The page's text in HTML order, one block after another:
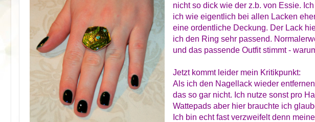
nicht so dick wie der z.b. von Essie.
ich wie eigentlich bei allen Lacken
eine ordentliche Deckung. Der Lack
ich den Ring sehr passend.
und das passende Outfit stimmt -
Jetzt kommt leider mein Kritikpunkt:
Als ich den Nagellack wieder
das so gar nicht. Ich nutze sonst pro
Wattepads aber hier brauchte ich
Ich bin echt fast verzweifelt denn